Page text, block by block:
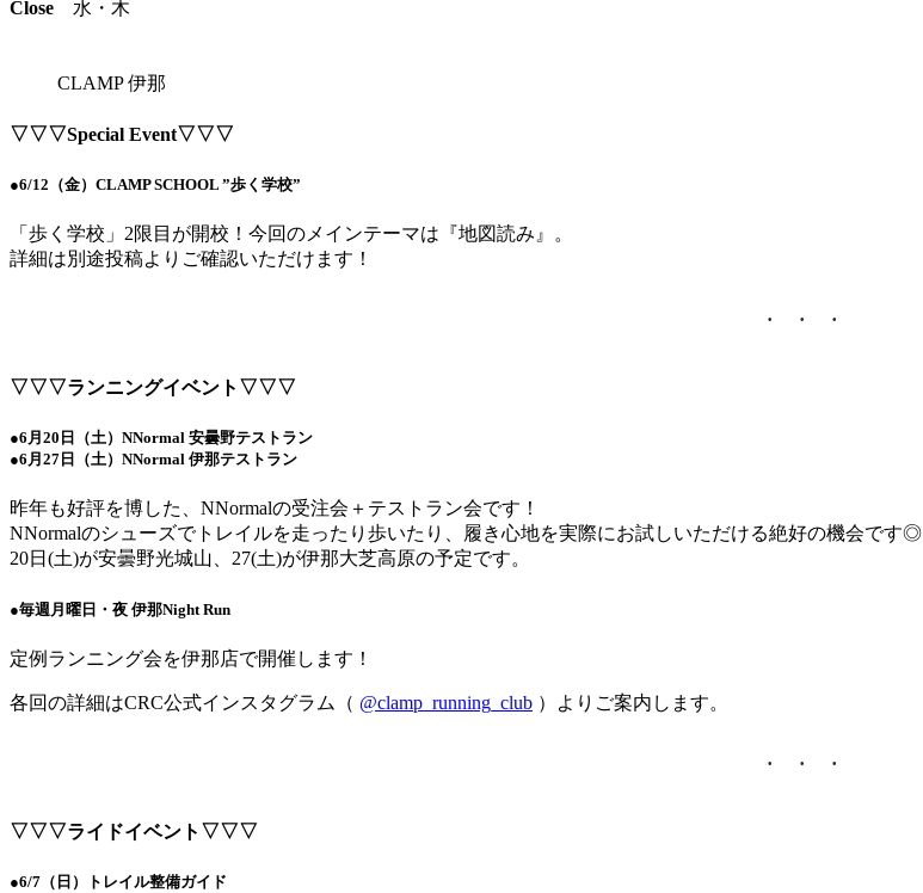
Close 水・木
CLAMP 伊那
▽▽▽Special Event▽▽▽
●6/12（金）CLAMP SCHOOL ”歩く学校”
「歩く学校」2限目が開校！今回のメインテーマは『地図読み』。
詳細は別途投稿よりご確認いただけます！
▽▽▽ランニングイベント▽▽▽
●6月20日（土）NNormal 安曇野テストラン
●6月27日（土）NNormal 伊那テストラン
昨年も好評を博した、NNormalの受注会＋テストラン会です！
NNormalのシューズでトレイルを走ったり歩いたり、履き心地を実際にお試しいただける絶好の機会です◎
20日(土)が安曇野光城山、27(土)が伊那大芝高原の予定です。
●毎週月曜日・夜 伊那Night Run
定例ランニング会を伊那店で開催します！
各回の詳細はCRC公式インスタグラム（ @clamp_running_club ）よりご案内します。
▽▽▽ライドイベント▽▽▽
●6/7（日）トレイル整備ガイド